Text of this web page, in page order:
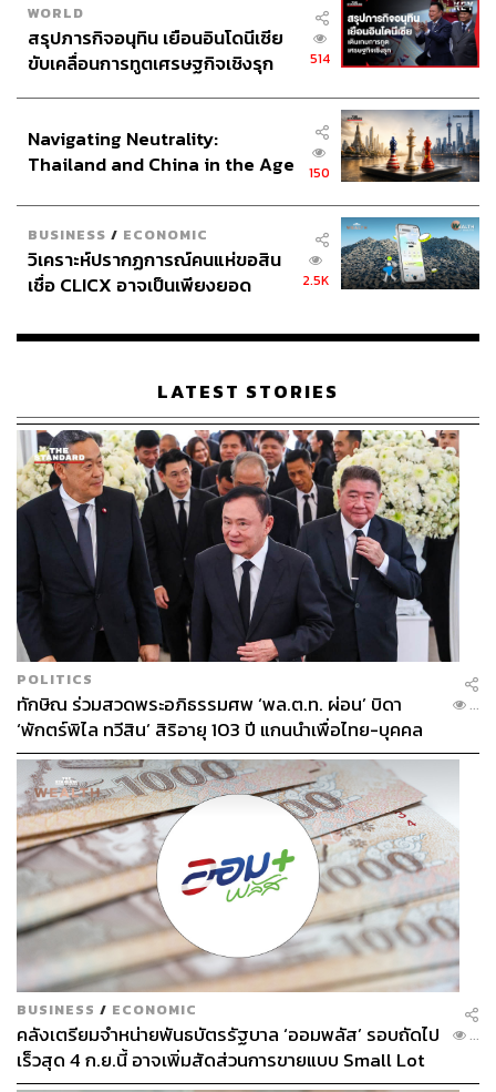
WORLD
สรุปภารกิจอนุทิน เยือนอินโดนีเซีย
ขับเคลื่อนการทูตเศรษฐกิจเชิงรุก
514
Navigating Neutrality:
Thailand and China in the Age
150
BUSINESS / ECONOMIC
วิเคราะห์ปรากฏการณ์คนแห่ขอสิน
เชื่อ CLICX อาจเป็นเพียงยอด
เรือนไทยที่ถูกซุกไว้
2.5K
LATEST STORIES
POLITICS
ทักษิณ ร่วมสวดพระอภิธรรมศพ ‘พล.ต.ท. ผ่อน’ บิดา
‘พักตร์พิไล ทวีสิน’ สิริอายุ 103 ปี แกนนำเพื่อไทย-บุคคล
หลากวงการร่วมอาลัย
...
BUSINESS / ECONOMIC
คลังเตรียมจำหน่ายพันธบัตรรัฐบาล ‘ออมพลัส’ รอบถัดไป
เร็วสุด 4 ก.ย.นี้ อาจเพิ่มสัดส่วนการขายแบบ Small Lot
First มากขึ้น
...